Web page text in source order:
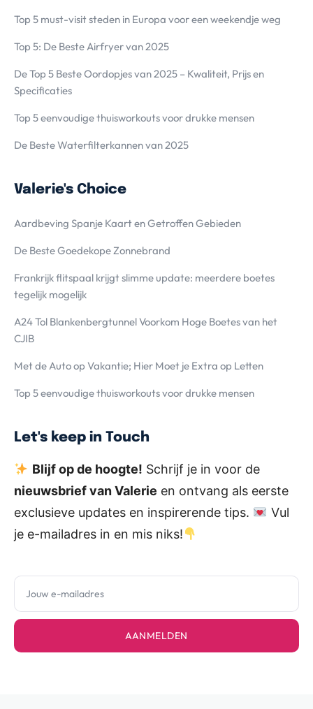
Top 5 must-visit steden in Europa voor een weekendje weg
Top 5: De Beste Airfryer van 2025
De Top 5 Beste Oordopjes van 2025 – Kwaliteit, Prijs en
Specificaties
Top 5 eenvoudige thuisworkouts voor drukke mensen
De Beste Waterfilterkannen van 2025
Valerie's Choice
Aardbeving Spanje Kaart en Getroffen Gebieden
De Beste Goedekope Zonnebrand
Frankrijk flitspaal krijgt slimme update: meerdere boetes
tegelijk mogelijk
A24 Tol Blankenbergtunnel Voorkom Hoge Boetes van het
CJIB
Met de Auto op Vakantie; Hier Moet je Extra op Letten
Top 5 eenvoudige thuisworkouts voor drukke mensen
Let's keep in Touch
Blijf op de hoogte! Schrijf je in voor de
nieuwsbrief van Valerie en ontvang als eerste
exclusieve updates en inspirerende tips.
Vul
je e-mailadres in en mis niks!
AANMELDEN